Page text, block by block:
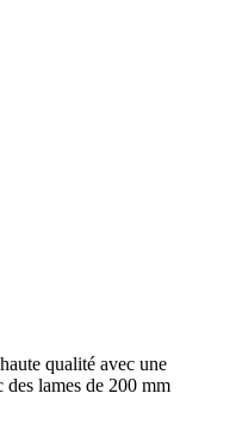
qualité avec une
lames de 200 mm